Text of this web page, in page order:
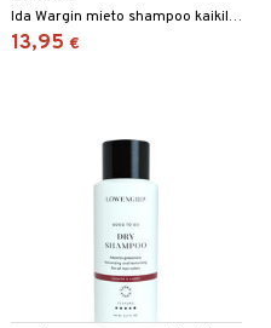
Ida Wargin mieto shampoo kaikille hiustyypeille
13,95 €